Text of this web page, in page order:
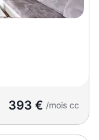
393 € /mois cc